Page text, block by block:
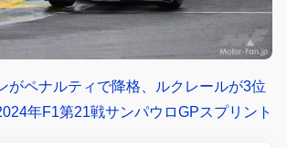
がペナルティで降格、ルクレールが3位
年F1第21戦サンパウロGPスプリント